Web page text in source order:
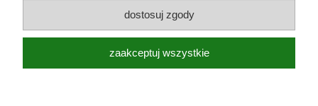
Pasza dla zwierząt Jar-Pasz | Jagiellońska 1 /magazyny Redco/, 43-
600 Jaworzno | NIP: 6442918229 | REGON: 242884388 |
dostosuj zgody
zaakceptuj wszystkie